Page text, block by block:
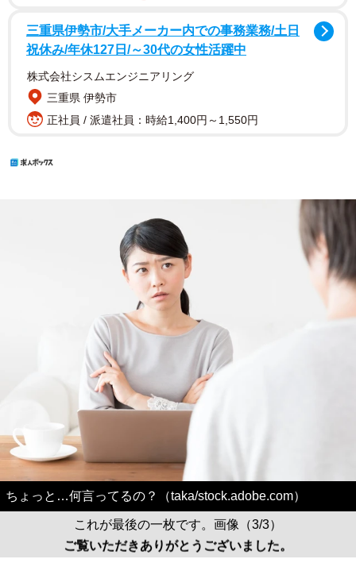
三重県伊勢市/大手メーカー内での事務業務/土日
祝休み/年休127日/～30代の女性活躍中
株式会社シスムエンジニアリング
三重県 伊勢市
正社員 / 派遣社員：時給1,400円～1,550円
ちょっと…何言ってるの？（taka/stock.adobe.com）
これが最後の一枚です。画像（3/3）
ご覧いただきありがとうございました。